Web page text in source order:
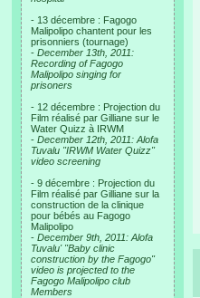
- 13 décembre : Fagogo
Malipolipo chantent pour les
prisonniers (tournage)
- December 13th, 2011:
Recording of Fagogo
Malipolipo singing for
prisoners
- 12 décembre : Projection du
Film réalisé par Gilliane sur le
Water Quizz à IRWM
- December 12th, 2011: Alofa
Tuvalu "IRWM Water Quizz"
video screening
- 9 décembre : Projection du
Film réalisé par Gilliane sur la
construction de la clinique
pour bébés au Fagogo
Malipolipo
- December 9th, 2011: Alofa
Tuvalu' "Baby clinic
construction by the Fagogo"
video is projected to the
Fagogo Malipolipo club
Members